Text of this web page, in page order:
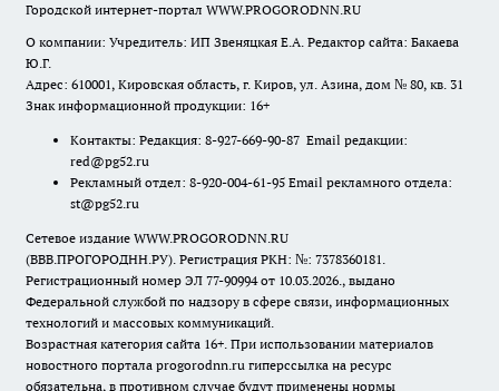
Городской интернет-портал WWW.PROGORODNN.RU
О компании: Учредитель: ИП Звеняцкая Е.А. Редактор сайта: Бакаева
Ю.Г.
Адрес: 610001, Кировская область, г. Киров, ул. Азина, дом № 80, кв. 31
Знак информационной продукции: 16+
Контакты: Редакция: 8-927-669-90-87 Email редакции:
red@pg52.ru
Рекламный отдел: 8-920-004-61-95 Email рекламного отдела:
st@pg52.ru
Сетевое издание WWW.PROGORODNN.RU
(ВВВ.ПРОГОРОДНН.РУ). Регистрация РКН: №: 7378360181.
Регистрационный номер ЭЛ 77-90994 от 10.03.2026., выдано
Федеральной службой по надзору в сфере связи, информационных
технологий и массовых коммуникаций.
Возрастная категория сайта 16+. При использовании материалов
новостного портала progorodnn.ru гиперссылка на ресурс
обязательна, в противном случае будут применены нормы